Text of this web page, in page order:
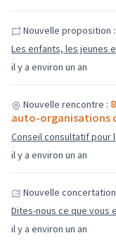
il y a environ un an
Nouvelle proposition :
Les enfants, les jeunes
il y a environ un an
Nouvelle rencontre :
auto-organisations
Conseil consultatif pour
il y a environ un an
Nouvelle concertation
Dites-nous ce que vous